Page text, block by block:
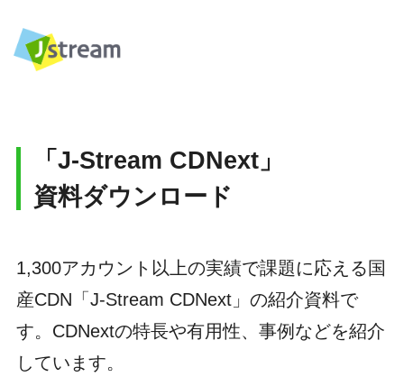
「J-Stream CDNext」
資料ダウンロード
1,300アカウント以上の実績で課題に応える国
産CDN「J-Stream CDNext」の紹介資料で
す。CDNextの特長や有用性、事例などを紹介
しています。